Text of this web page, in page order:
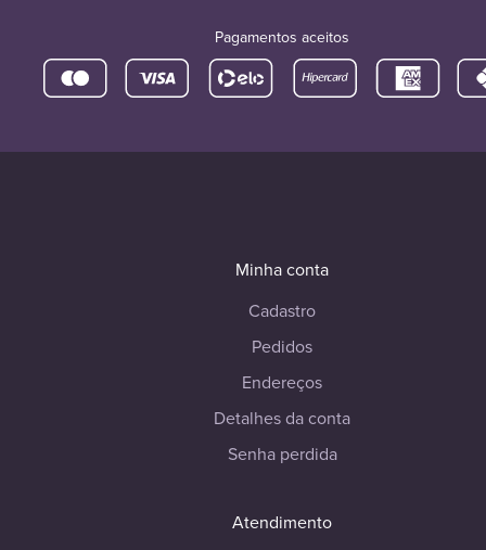
Pagamentos aceitos
Minha conta
Cadastro
Pedidos
Endereços
Detalhes da conta
Senha perdida
Atendimento